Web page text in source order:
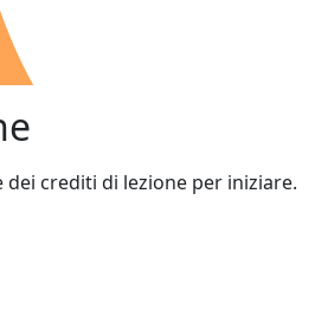
crediti di lezione per iniziare.